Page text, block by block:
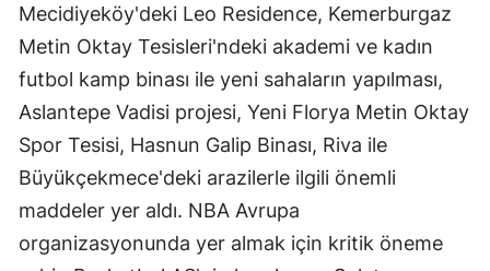
İstanbul
Kars
Kırklareli
Mecidiyeköy'deki Leo Residence, Kemerburgaz
Metin Oktay Tesisleri'ndeki akademi ve kadın
futbol kamp binası ile yeni sahaların yapılması,
Aslantepe Vadisi projesi, Yeni Florya Metin Oktay
Spor Tesisi, Hasnun Galip Binası, Riva ile
Büyükçekmece'deki arazilerle ilgili önemli
maddeler yer aldı. NBA Avrupa
organizasyonunda yer almak için kritik öneme